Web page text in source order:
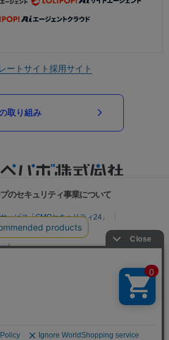
ートサイト採用サイト
取り組み
のセキュリティ事業について
ービス「GMOセキュリティ24」
トリスク診断
ト
）